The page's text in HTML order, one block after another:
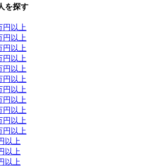
を探す
円以上
円以上
円以上
円以上
円以上
円以上
円以上
円以上
円以上
円以上
円以上
以上
以上
以上